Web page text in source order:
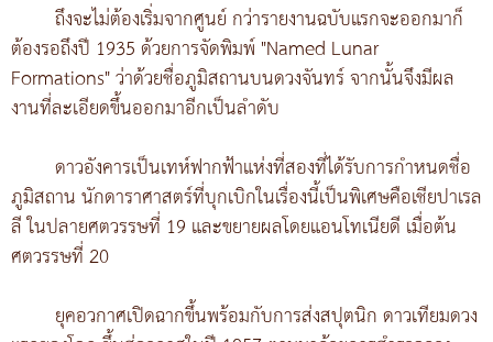
ถึงจะไม่ต้องเริ่มจากศูนย์ กว่ารายงานฉบับแรกจะออกมาก็
ต้องรอถึงปี 1935 ด้วยการจัดพิมพ์ "Named Lunar
Formations" ว่าด้วยชื่อภูมิสถานบนดวงจันทร์ จากนั้นจึงมีผล
งานที่ละเอียดขึ้นออกมาอีกเป็นลำดับ
ดาวอังคารเป็นเทห์ฟากฟ้าแห่งที่สองที่ได้รับการกำหนดชื่อ
ภูมิสถาน นักดาราศาสตร์ที่บุกเบิกในเรื่องนี้เป็นพิเศษคือเชียปาเรล
ลี ในปลายศตวรรษที่ 19 และขยายผลโดยแอนโทเนียดี เมื่อต้น
ศตวรรษที่ 20
ยุคอวกาศเปิดฉากขึ้นพร้อมกับการส่งสปุตนิก ดาวเทียมดวง